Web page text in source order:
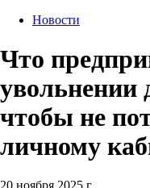
Новости
Что
увольнении
чтобы не
личному
20 ноября 2025 г.